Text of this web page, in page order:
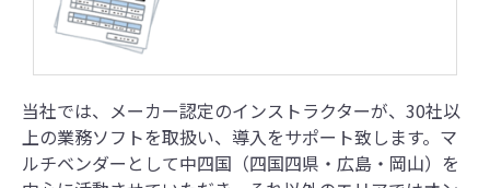
当社では、メーカー認定のインストラクターが、30社以
上の業務ソフトを取扱い、導入をサポート致します。マ
ルチベンダーとして中四国（四国四県・広島・岡山）を